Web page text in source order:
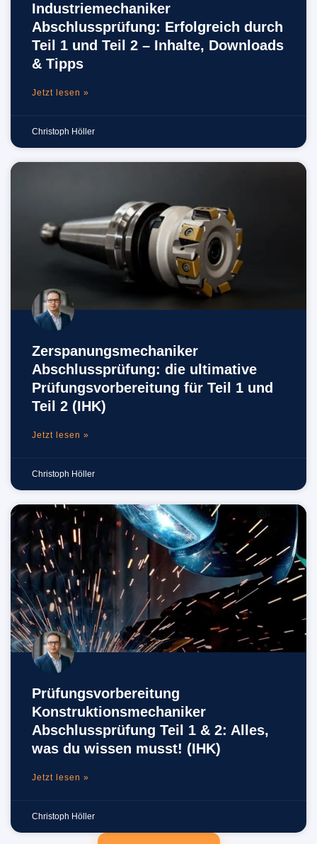
Industriemechaniker
Abschlussprüfung: Erfolgreich durch
Teil 1 und Teil 2 – Inhalte, Downloads
& Tipps
Jetzt lesen »
Christoph Höller
Zerspanungsmechaniker
Abschlussprüfung: die ultimative
Prüfungsvorbereitung für Teil 1 und
Teil 2 (IHK)
Jetzt lesen »
Christoph Höller
Prüfungsvorbereitung
Konstruktionsmechaniker
Abschlussprüfung Teil 1 & 2: Alles,
was du wissen musst! (IHK)
Jetzt lesen »
Christoph Höller